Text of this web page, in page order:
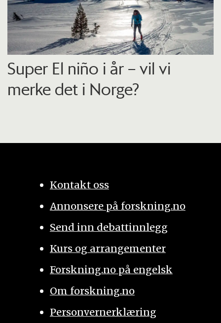
Super El niño i år – vil vi
merke det i Norge?
Kontakt oss
Annonsere på forskning.no
Send inn debattinnlegg
Kurs og arrangementer
Forskning.no på engelsk
Om forskning.no
Personvernerklæring